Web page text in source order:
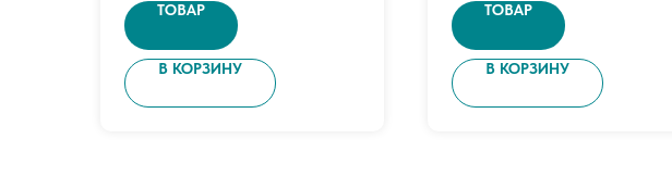
ТОВАР
В КОРЗИНУ
ТОВАР
В КОРЗИНУ